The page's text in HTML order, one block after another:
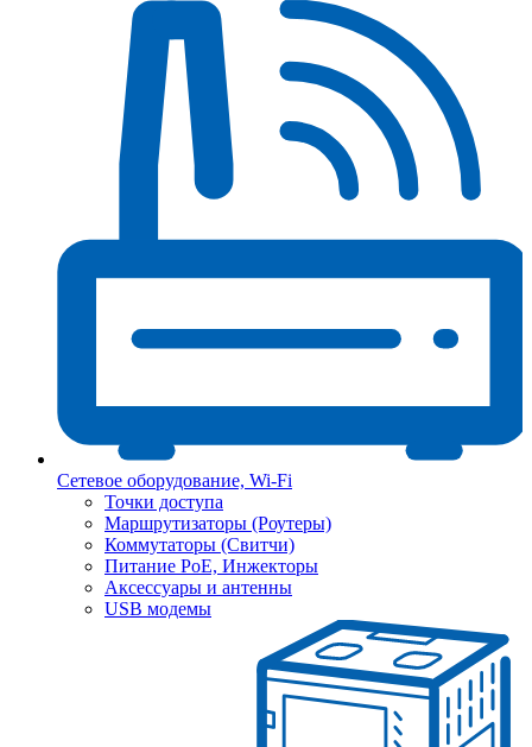
Сетевое оборудование, Wi-Fi
Точки доступа
Маршрутизаторы (Роутеры)
Коммутаторы (Свитчи)
Питание PoE, Инжекторы
Аксессуары и антенны
USB модемы